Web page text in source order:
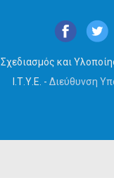
Σχεδιασμός και
Ι.Τ.Υ.Ε. - Διεύθυνση